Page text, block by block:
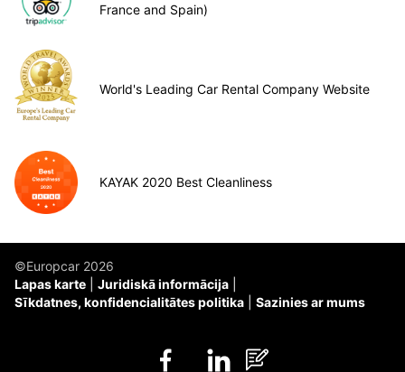
France and Spain)
World's Leading Car Rental Company Website
KAYAK 2020 Best Cleanliness
©Europcar 2026
Lapas karte
Juridiskā informācija
Sīkdatnes, konfidencialitātes politika
Sazinies ar mums